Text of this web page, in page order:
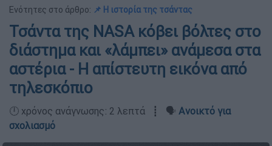
Ενότητες στο άρθρο: 📌 Η ιστορία της τσάντας
Τσάντα της NASA κόβει βόλτες στο
διάστημα και «λάμπει» ανάμεσα στα
αστέρια - Η απίστευτη εικόνα από
τηλεσκόπιο
🕛 χρόνος ανάγνωσης: 2 λεπτά ┋ 🗣️ Ανοικτό για
σχολιασμό